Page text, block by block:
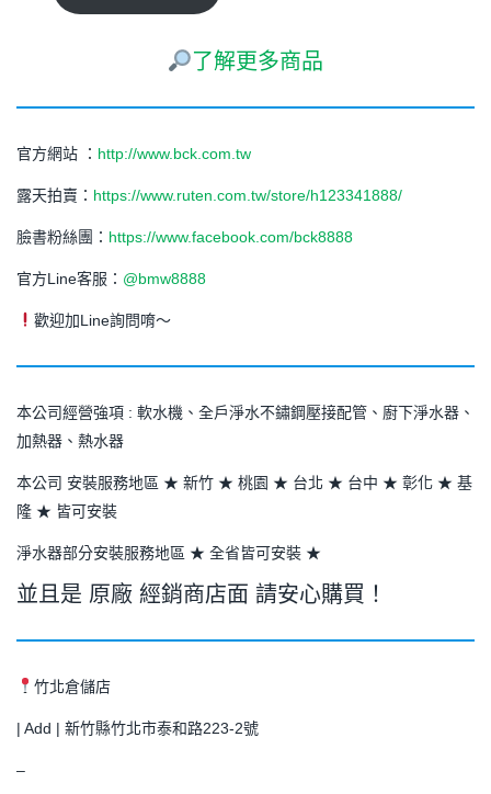
了解更多商品
官方網站 ： http://www.bck.com.tw
露天拍賣： https://www.ruten.com.tw/store/h123341888/
臉書粉絲團： https://www.facebook.com/bck8888
官方Line客服： @bmw8888
歡迎加Line詢問唷～
本公司經營強項 : 軟水機、全戶淨水不鏽鋼壓接配管、廚下淨水器、
加熱器、熱水器
本公司 安裝服務地區 ★ 新竹 ★ 桃園 ★ 台北 ★ 台中 ★ 彰化 ★ 基
隆 ★ 皆可安裝
淨水器部分安裝服務地區 ★ 全省皆可安裝 ★
並且是 原廠 經銷商店面 請安心購買！
竹北倉儲店
| Add | 新竹縣竹北市泰和路223-2號
–